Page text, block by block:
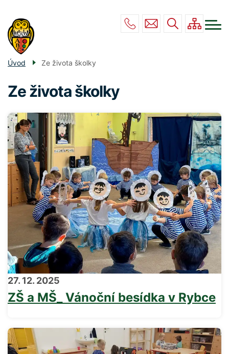
hlavnímu
obsahu
navigace
MŠ
DRUŽINA
POVINNÉ INFO
KONTAKT
Úvod Ze života školky
Ze života školky
27. 12. 2025
ZŠ a MŠ_ Vánoční besídka v Rybce